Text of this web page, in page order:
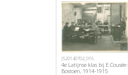
JS20140702_016
4e Latijnse klas bij E.Cousée-
Bostoen, 1914-1915